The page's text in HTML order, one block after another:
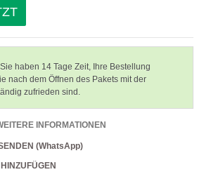
haben 14 Tage Zeit, Ihre Bestellung
nach dem Öffnen des Pakets mit der
zufrieden sind.
INFORMATIONEN
(WhatsApp)